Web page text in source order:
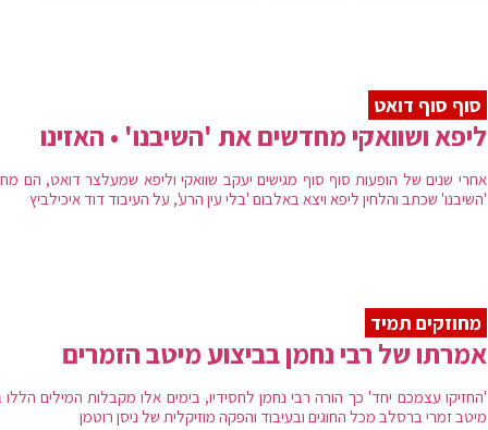
סוף סוף דואט
ליפא ושוואקי מחדשים את 'השיבנו' • האזינו
אחרי שנים של הופעות סוף סוף מגישים יעקב שוואקי וליפא שמעלצר דואט, הם
'השיבנו' שכתב והלחין ליפא ויצא באלבום 'בלי עין הרע', על העיבוד דוד איכילביץ
מחוזקים תמיד
אמרתו של רבי נחמן בביצוע מיטב הזמרים
'החזיקו עצמכם יחד' כך הורה רבי נחמן לחסידיו, בימים אלו מקבלות המילים הללו
מיטב זמרי ברסלב מכל החוגים ובעיבוד והפקה מוזיקלית של ניסן רוטמן